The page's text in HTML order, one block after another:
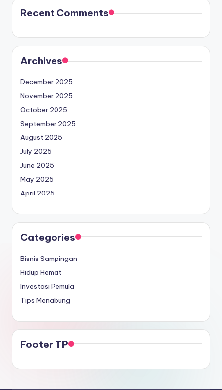
Recent Comments
Archives
December 2025
November 2025
October 2025
September 2025
August 2025
July 2025
June 2025
May 2025
April 2025
Categories
Bisnis Sampingan
Hidup Hemat
Investasi Pemula
Tips Menabung
Footer TP